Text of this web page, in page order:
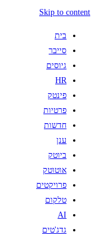
Skip to content
בית
סייבר
גיוסים
HR
פינטק
פרטיות
חדשות
ענן
ביוטק
אוטוטק
פרויקטים
טלקום
AI
גדג'טים